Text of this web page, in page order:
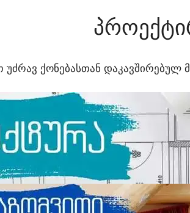
ᲣᲫᲠᲐᲕ ᲥᲝᲜᲔᲑᲐᲡᲗᲐᲜ ᲓᲐᲙᲐᲕᲨᲘᲠᲔᲑᲣᲚ